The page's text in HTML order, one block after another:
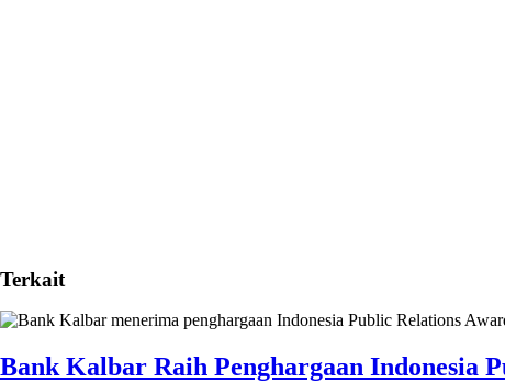
Terkait
Bank Kalbar Raih Penghargaan Indonesia